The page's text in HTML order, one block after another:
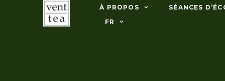
À PROPOS
SÉANCES
FR